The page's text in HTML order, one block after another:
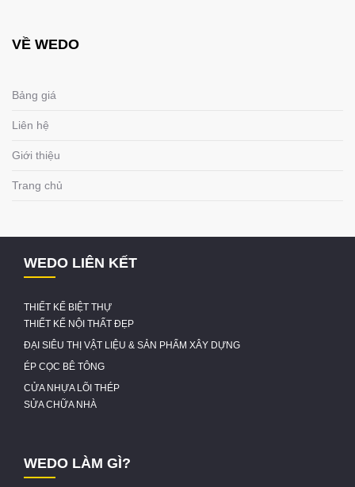
VỀ WEDO
Bảng giá
Liên hệ
Giới thiệu
Trang chủ
WEDO LIÊN KẾT
THIẾT KẾ BIỆT THỰ
THIẾT KẾ NỘI THẤT ĐẸP
ĐẠI SIÊU THỊ VẬT LIỆU & SẢN PHẨM XÂY DỰNG
ÉP CỌC BÊ TÔNG
CỬA NHỰA LÕI THÉP
SỬA CHỮA NHÀ
WEDO LÀM GÌ?